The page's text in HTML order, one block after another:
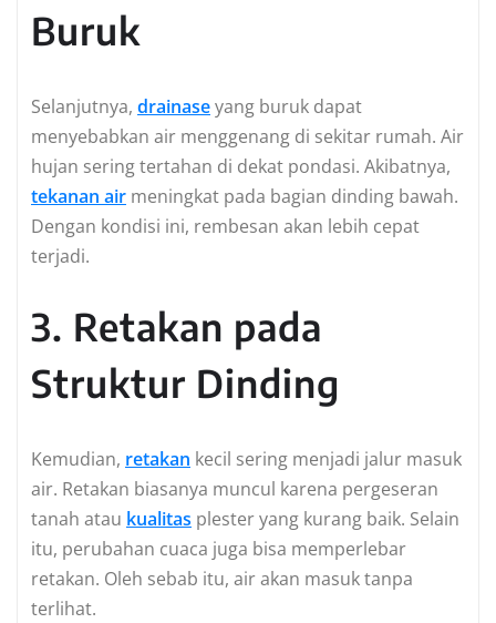
Buruk
Selanjutnya, drainaseyang buruk dapat
menyebabkan air menggenang di sekitar rumah. Air
hujan sering tertahan di dekat pondasi. Akibatnya,
tekanan air meningkat pada bagian dinding bawah.
Dengan kondisi ini, rembesan akan lebih cepat
terjadi.
3. Retakan pada
Struktur Dinding
Kemudian, retakan kecil sering menjadi jalur masuk
air. Retakan biasanya muncul karena pergeseran
tanah atau kualitas plester yang kurang baik. Selain
itu, perubahan cuaca juga bisa memperlebar
retakan. Oleh sebab itu, air akan masuk tanpa
terlihat.